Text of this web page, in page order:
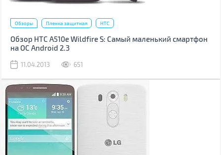
Обзоры Пленка защитная HTC
Обзор HTC A510e Wildfire S: Самый маленький смартфон
на ОС Android 2.3
11.04.2013 651